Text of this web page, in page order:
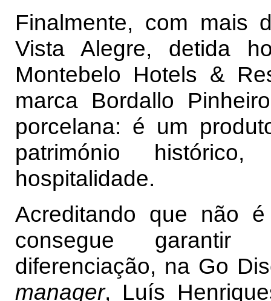
Finalmente, com mais
Vista Alegre, detida
Montebelo Hotels &
marca Bordallo
porcelana: é um
património
hospitalidade.
Acreditando que não
consegue garantir
diferenciação, na Go
manager, Luís